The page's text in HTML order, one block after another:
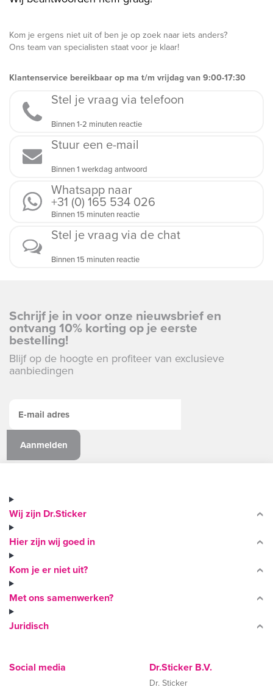
Kom je ergens niet uit of ben je op zoek naar iets anders?
Ons team van specialisten staat voor je klaar!
Klantenservice bereikbaar op ma t/m vrijdag van 9:00-17:30
Stel je vraag via telefoon
Binnen 1-2 minuten reactie
Stuur een e-mail
Binnen 1 werkdag antwoord
Whatsapp naar
+31 (0) 165 534 026
Binnen 15 minuten reactie
Stel je vraag via de chat
Binnen 15 minuten reactie
Schrijf je in voor onze nieuwsbrief en
ontvang 10% korting op je eerste
bestelling!
Blijf op de hoogte en profiteer van exclusieve
aanbiedingen
Wij zijn Dr.Sticker
Hier zijn wij goed in
Kom je er niet uit?
Met ons samenwerken?
Juridisch
Dr.Sticker B.V.
Dr. Sticker
Social media